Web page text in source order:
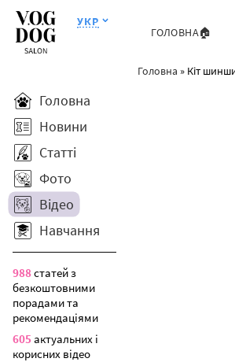
УКР
ГОЛОВНА🏠
Головна » Кіт
Головна
Новини
Статті
Фото
Відео
Навчання
988статей з
безкоштовними
порадами та
рекомендаціями
605 актуальних і
корисних відео